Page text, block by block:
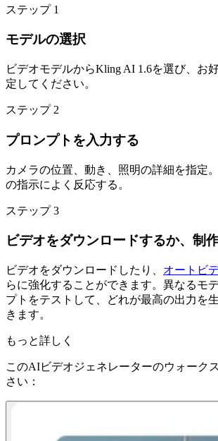
ステップ 1
モデルの選択
ビデオモデルからKling AI 1.6を選び、お
定してください。
ステップ 2
プロンプトを入力する
カメラの位置、動き、照明の詳細を指定
の指示によく反応する。
ステップ 3
ビデオをダウンロードするか、制
ビデオをダウンロードしたり、 オートビ
らに強化することができます。異なるモ
プトをテストして、どれが最高の出力を
きます。
もっと詳しく
このAIビデオジェネレーターのウォーク
さい：